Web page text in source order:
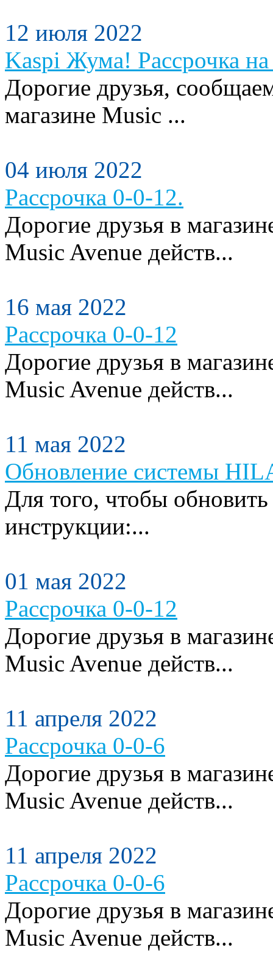
12 июля 2022
Kaspi Жума! Рассрочка на
Дорогие друзья,
магазине Music ...
04 июля 2022
Рассрочка 0-0-12.
Дорогие друзья в
Music Avenue действ...
16 мая 2022
Рассрочка 0-0-12
Дорогие друзья в
Music Avenue действ...
11 мая 2022
Обновление системы
Для того, чтобы
инструкции:...
01 мая 2022
Рассрочка 0-0-12
Дорогие друзья в
Music Avenue действ...
11 апреля 2022
Рассрочка 0-0-6
Дорогие друзья в
Music Avenue действ...
11 апреля 2022
Рассрочка 0-0-6
Дорогие друзья в
Music Avenue действ...